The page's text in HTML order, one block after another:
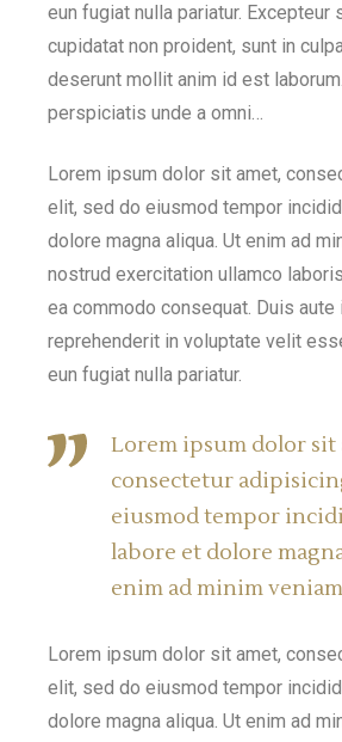
eun fugiat nulla pariatur. Excepteur
cupidatat non proident, sunt in
deserunt mollit anim id est
perspiciatis unde a omni…
Lorem ipsum dolor sit amet,
elit, sed do eiusmod tempor
dolore magna aliqua. Ut enim ad
nostrud exercitation ullamco
ea commodo consequat. Duis aute
reprehenderit in voluptate velit
eun fugiat nulla pariatur.
Lorem ipsum dolor sit
consectetur
eiusmod tempor
labore et dolore
enim ad minim
Lorem ipsum dolor sit amet,
elit, sed do eiusmod tempor
dolore magna aliqua. Ut enim ad